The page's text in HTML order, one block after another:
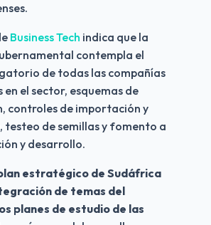
Business Tech indica que la
contempla el
de todas las compañías
el sector, esquemas de
controles de importación y
testeo de semillas y fomento a
y desarrollo.
estratégico de Sudáfrica
de temas del
planes de estudio de las